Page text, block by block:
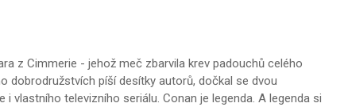
z Cimmerie - jehož meč zbarvila krev padouchů celého
dobrodružstvích píší desítky autorů, dočkal se dvou
vlastního televizního seriálu. Conan je legenda. A legenda si